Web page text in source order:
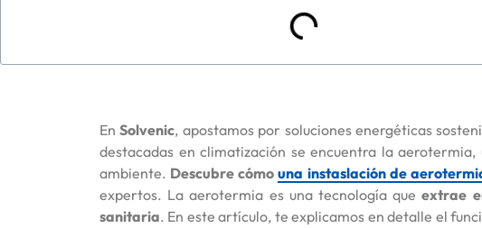
EnSolvenic, apostamos por soluciones energéticas
destacadas en climatización se encuentra la
ambiente. Descubre cómouna instaslación de
expertos. La aerotermia es una tecnología queextrae
sanitaria. En este artículo, te explicamos en detalle el